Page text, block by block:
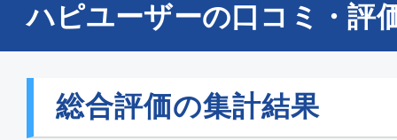
ハピユーザーの口コミ・評
総合評価の集計結果